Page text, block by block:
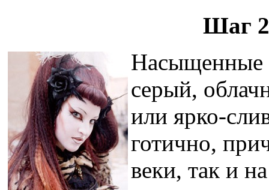
Шаг
Насыщенные
серый,
или ярко-
готично,
веки, так и